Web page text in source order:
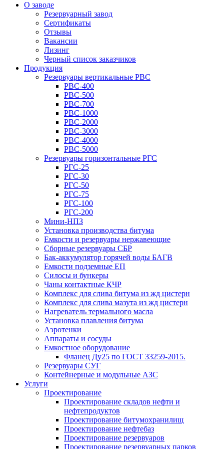
О заводе
Резервуарный завод
Сертификаты
Отзывы
Вакансии
Лизинг
Черный список заказчиков
Продукция
Резервуары вертикальные РВС
РВС-400
РВС-500
РВС-700
РВС-1000
РВС-2000
РВС-3000
РВС-4000
РВС-5000
Резервуары горизонтальные РГС
РГС-25
РГС-30
РГС-50
РГС-75
РГС-100
РГС-200
Мини-НПЗ
Установка производства битума
Емкости и резервуары нержавеющие
Сборные резервуары СБР
Бак-аккумулятор горячей воды БАГВ
Емкости подземные ЕП
Силосы и бункеры
Чаны контактные КЧР
Комплекс для слива битума из жд цистерн
Комплекс для слива мазута из жд цистерн
Нагреватель термального масла
Установка плавления битума
Аэротенки
Аппараты и сосуды
Емкостное оборудование
Фланец Ду25 по ГОСТ 33259-2015.
Резервуары СУГ
Контейнерные и модульные АЗС
Услуги
Проектирование
Проектирование складов нефти и
нефтепродуктов
Проектирование битумохранилищ
Проектирование нефтебаз
Проектирование резервуаров
Проектирование резервуарных парков